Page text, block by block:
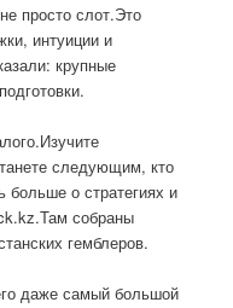
просто слот.Это
интуиции и
крупные
следующим, кто
больше о стратегиях и
собраны
гемблеров.
даже самый большой